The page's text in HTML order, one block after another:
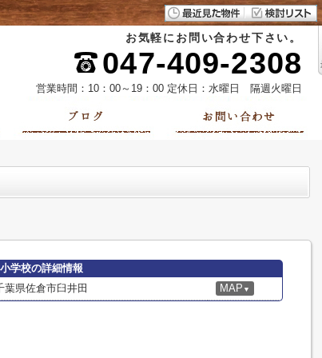
お気軽にお問い合わせ下さい。
047-409-2308
営業時間：10：00～19：00 定休日：水曜日 隔週火曜日
学校の詳細情報
葉県佐倉市臼井田 MAP ▼